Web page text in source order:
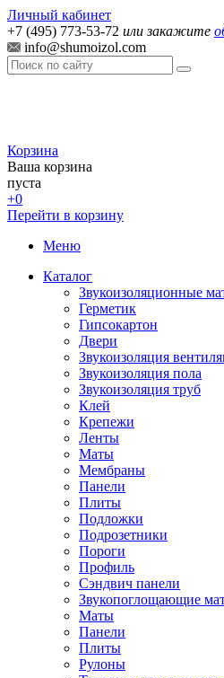
Личный кабинет
+7 (495) 773-53-72 или закажите
info@shumoizol.com
Корзина
Ваша корзина
пуста
+0
Перейти в корзину
Меню
Каталог
Звукоизоляционные
Герметик
Гипсокартон
Двери
Звукоизоляция
Звукоизоляция пола
Звукоизоляция труб
Клей
Крепежи
Ленты
Маты
Мембраны
Панели
Плиты
Подложки
Подрозетники
Пороги
Профиль
Сэндвич панели
Звукопоглощающие
Маты
Панели
Плиты
Рулоны